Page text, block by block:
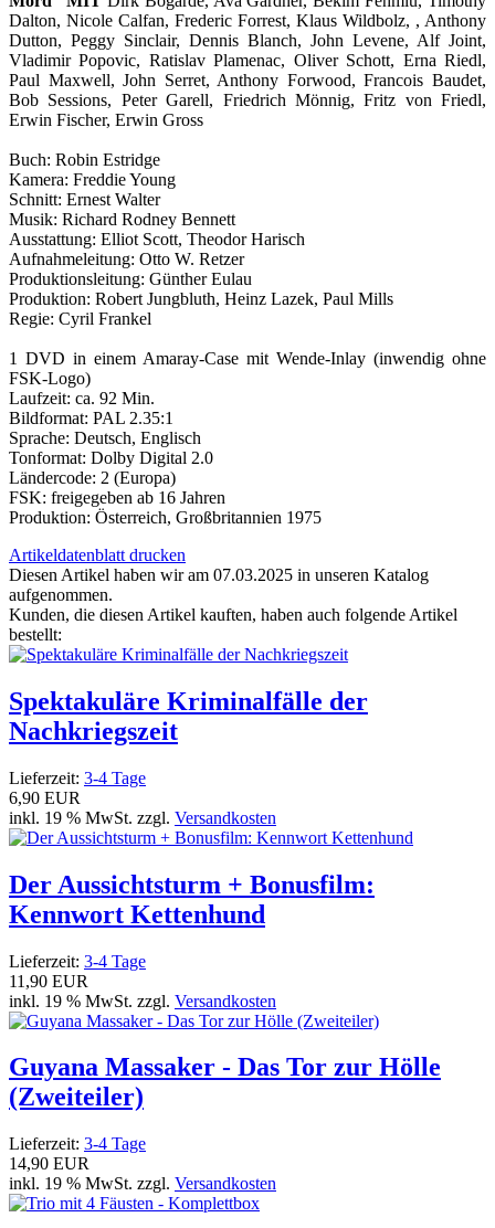
Dalton, Nicole Calfan, Frederic Forrest, Klaus Wildbolz, , Anthony
Dutton, Peggy Sinclair, Dennis Blanch, John Levene, Alf Joint,
Vladimir Popovic, Ratislav Plamenac, Oliver Schott, Erna Riedl,
Paul Maxwell, John Serret, Anthony Forwood, Francois Baudet,
Bob Sessions, Peter Garell, Friedrich Mönnig, Fritz von Friedl,
Erwin Fischer, Erwin Gross
Buch: Robin Estridge
Kamera: Freddie Young
Schnitt: Ernest Walter
Musik: Richard Rodney Bennett
Ausstattung: Elliot Scott, Theodor Harisch
Aufnahmeleitung: Otto W. Retzer
Produktionsleitung: Günther Eulau
Produktion: Robert Jungbluth, Heinz Lazek, Paul Mills
Regie: Cyril Frankel
1 DVD in einem Amaray-Case mit Wende-Inlay (inwendig ohne
FSK-Logo)
Laufzeit: ca. 92 Min.
Bildformat: PAL 2.35:1
Sprache: Deutsch, Englisch
Tonformat: Dolby Digital 2.0
Ländercode: 2 (Europa)
FSK: freigegeben ab 16 Jahren
Produktion: Österreich, Großbritannien 1975
Artikeldatenblatt drucken
Diesen Artikel haben wir am 07.03.2025 in unseren Katalog
aufgenommen.
Kunden, die diesen Artikel kauften, haben auch folgende Artikel
bestellt:
Spektakuläre Kriminalfälle der
Nachkriegszeit
Lieferzeit: 3-4 Tage
6,90 EUR
inkl. 19 % MwSt. zzgl. Versandkosten
Der Aussichtsturm + Bonusfilm:
Kennwort Kettenhund
Lieferzeit: 3-4 Tage
11,90 EUR
inkl. 19 % MwSt. zzgl. Versandkosten
Guyana Massaker - Das Tor zur Hölle
(Zweiteiler)
Lieferzeit: 3-4 Tage
14,90 EUR
inkl. 19 % MwSt. zzgl. Versandkosten